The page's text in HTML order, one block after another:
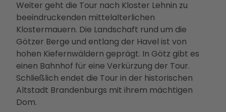
Jobs
&
Ausb
ildun
g
Weiter geht die Tour nach Kloster Lehnin zu
beeindruckenden mittelalterlichen
Klostermauern. Die Landschaft rund um die
Götzer Berge und entlang der Havel ist von
hohen Kiefernwäldern geprägt. In Götz gibt es
einen Bahnhof für eine Verkürzung der Tour.
Schließlich endet die Tour in der historischen
Altstadt Brandenburgs mit ihrem mächtigen
Dom.